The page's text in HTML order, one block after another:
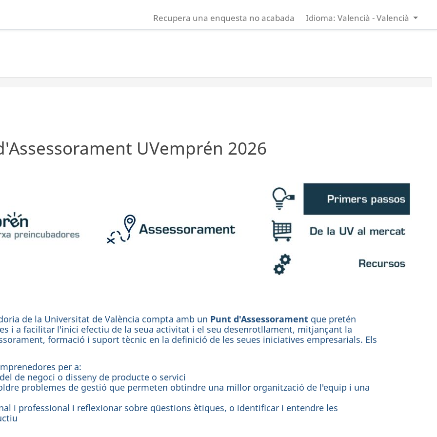
Recupera una enquesta no acabada Idioma: Valencià - Valencià
UVemprén 2026
de la Universitat de València compta amb un Punt d'Assessorament que pretén
i a facilitar l'inici efectiu de la seua activitat i el seu desenrotllament, mitjançant la
formació i suport tècnic en la definició de les seues iniciatives empresarials. Els
per a:
de negoci o disseny de producte o servici
problemes de gestió que permeten obtindre una millor organització de l'equip i una
i professional i reflexionar sobre qüestions ètiques, o identificar i entendre les